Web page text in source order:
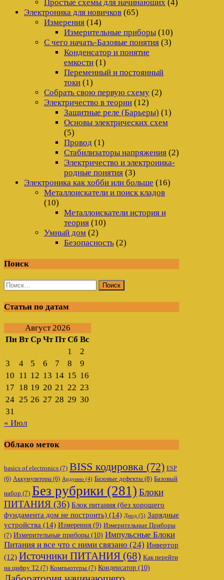
Простые схемы для начинающих (4)
Электроника для новичков (65)
Измерения (14)
Измерительные приборы (10)
С чего начать-Базовые понятия (3)
Конденсатор и понятие
емкости (1)
Переменный и постоянный
токи (1)
Собрать свою первую схему (2)
Электричество в теории (12)
Защитные реле (Барьеры) (1)
Основы электрических схем
(5)
Провод (1)
Стабилизаторы напряжения (2)
Электричество и электроника-
родные понятия (3)
Электроника как хобби или больше (16)
Металлоискатели и поиск кладов
(10)
Металлоискатели история и
теория (10)
Умный дом (2)
Безопасность (2)
Поиск
Найти:
Статьи по датам
Август 2026
Пн Вт Ср Чт Пт Сб Вс
1
2
3
4 5 6 7 8
9
10 11 12 13 14 15 16
17 18 19 20 21 22 23
24 25 26 27 28 29 30
31
« Июл
Облако меток
basics of electronics (7) BISS кодировка (72) ESP
(6) Аккумуляторы (6) Ардуино (4) Базовые дефекты (8) Базовый
набор (7) Без рубрики (281) Блоки
ПИТАНИЯ (36) Блок питания (без хорошего
фундамента дом не построить) (14) Диод (5) Зарядные
устройства (14) Измерения (9) Измерительные Приборы
(7) Измерительные приборы (10) Импульсные Блоки
Питания и все что с ними связано (24) Инвертор
(12) Источники ПИТАНИЯ (68) Как перейти
на цифру Т2 (7) Компьютеры (7) Конденсатор (10)